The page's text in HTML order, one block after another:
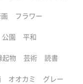
フラワー
公園 平和
起物 芸術 読書
オオカミ グレー